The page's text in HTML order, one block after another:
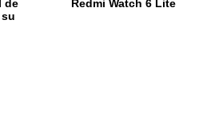
de
Redmi Watch 6 Lite